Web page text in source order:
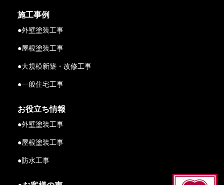
施工事例
●外壁塗装工事
●屋根塗装工事
●大規模新築・改修工事
●一般住宅工事
お役立ち情報
●外壁塗装工事
●屋根塗装工事
●防水工事